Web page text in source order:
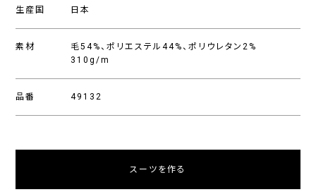
生産国 日本
素材
毛54%、ポリエステル44%、ポリウレタン2%
310g/m
品番 49132
スーツを作る